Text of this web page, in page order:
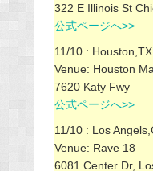
322 E Illinois St
公式ページへ>>
11/10 : Houston,TX
Venue: Houston
7620 Katy Fwy
公式ページへ>>
11/10 : Los
Venue: Rave 18
6081 Center Dr,